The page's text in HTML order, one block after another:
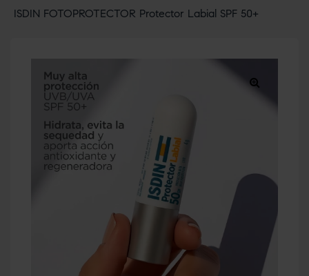
ISDIN FOTOPROTECTOR Protector Labial SPF 50+